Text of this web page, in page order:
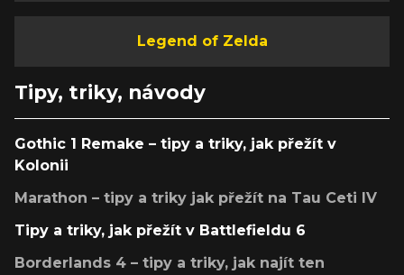
Legend of Zelda
Tipy, triky, návody
Gothic 1 Remake – tipy a triky, jak přežít v
Kolonii
Marathon – tipy a triky jak přežít na Tau Ceti IV
Tipy a triky, jak přežít v Battlefieldu 6
Borderlands 4 – tipy a triky, jak najít ten